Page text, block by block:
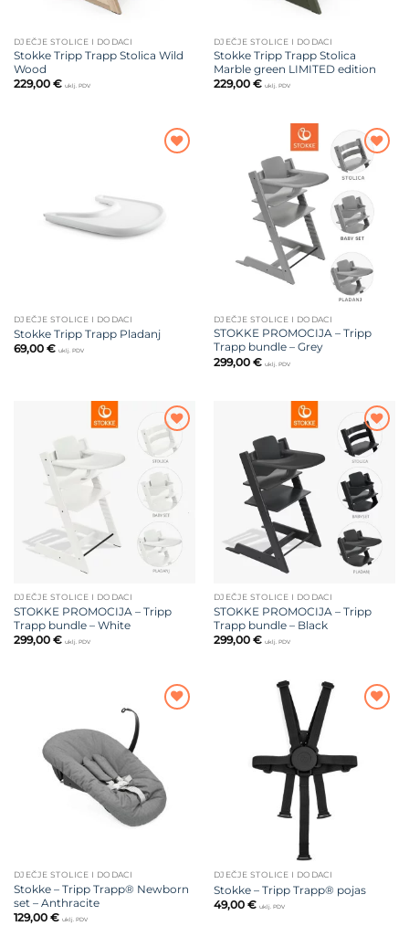
DJEČJE STOLICE I DODACI
Stokke Tripp Trapp Stolica Wild
Wood
229,00 € uklj. PDV
DJEČJE STOLICE I DODACI
Stokke Tripp Trapp Stolica
Marble green LIMITED edition
229,00 € uklj. PDV
DJEČJE STOLICE I DODACI
Stokke Tripp Trapp Pladanj
69,00 € uklj. PDV
Dodajte
na listu
DJEČJE STOLICE I DODACI
STOKKE PROMOCIJA – Tripp
Trapp bundle – Grey
299,00 € uklj. PDV
Dodajte
na listu
želja
DJEČJE STOLICE I DODACI
STOKKE PROMOCIJA – Tripp
Trapp bundle – White
299,00 € uklj. PDV
Dodajte
na listu
želja
DJEČJE STOLICE I DODACI
STOKKE PROMOCIJA – Tripp
Trapp bundle – Black
299,00 € uklj. PDV
DJEČJE STOLICE I DODACI
Stokke – Tripp Trapp® Newborn
set – Anthracite
129,00 € uklj. PDV
DJEČJE STOLICE I DODACI
Stokke – Tripp Trapp® pojas
49,00 € uklj. PDV